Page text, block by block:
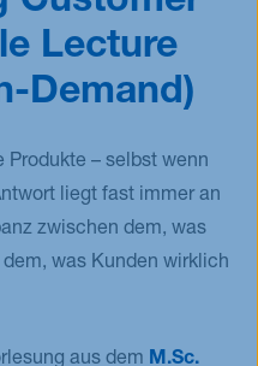
Lecture
Demand)
Produkte – selbst wenn
liegt fast immer an
zwischen dem, was
was Kunden wirklich
aus dem M.Sc.